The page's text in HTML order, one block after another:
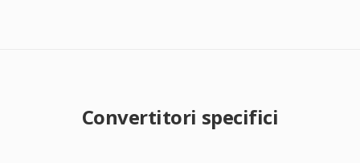
Convertitori specifici